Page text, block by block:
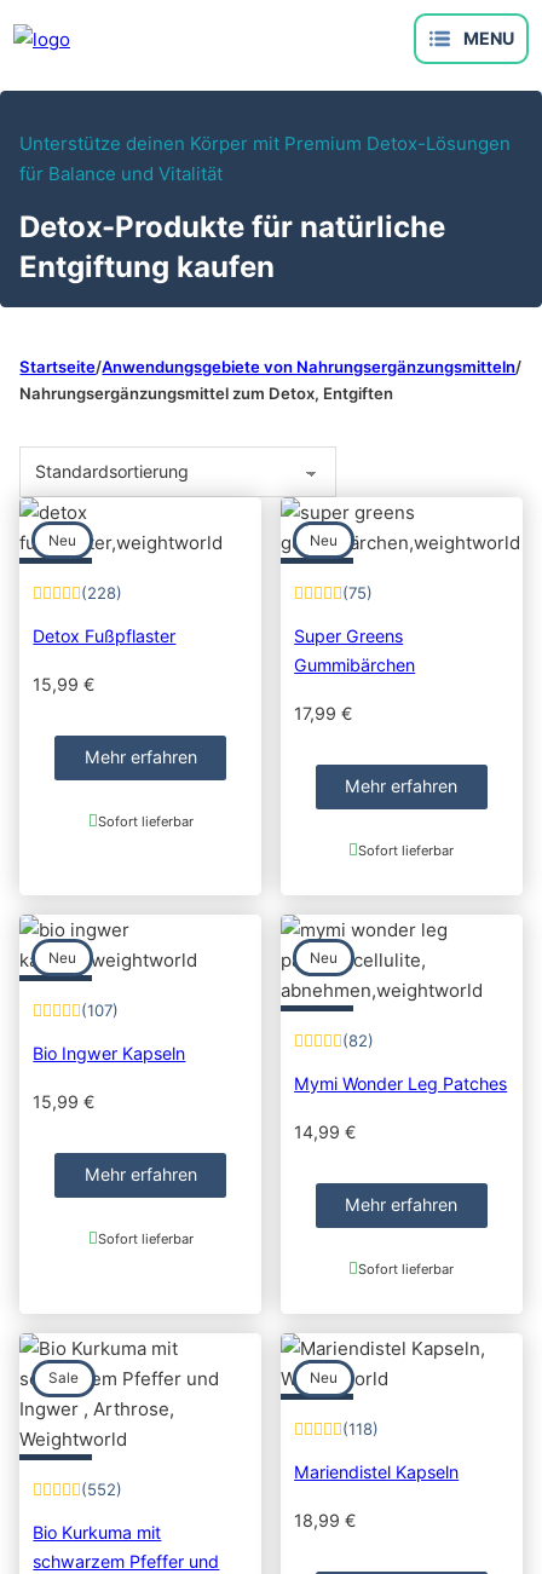
Detox-Produkte für natürliche
Entgiftung kaufen
Unterstütze deinen Körper mit Premium Detox-Lösungen
für Balance und Vitalität
Startseite/Anwendungsgebiete von Nahrungsergänzungsmitteln/
Nahrungsergänzungsmittel zum Detox, Entgiften
(228)
Detox Fußpflaster
15,99€
Mehr erfahren
Sofort lieferbar
Neu
(75)
Super Greens
Gummibärchen
17,99€
Mehr erfahren
Sofort lieferbar
Neu
(107)
Bio Ingwer Kapseln
15,99€
Mehr erfahren
Sofort lieferbar
Neu
(82)
Mymi Wonder Leg Patches
14,99€
Mehr erfahren
Sofort lieferbar
Neu
(552)
Bio Kurkuma mit
schwarzem Pfeffer und
Sale
(118)
Mariendistel Kapseln
18,99€
Neu